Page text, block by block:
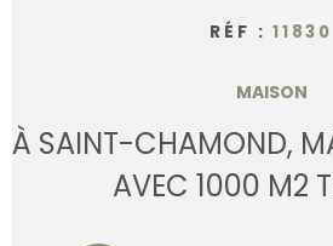
RÉF :11830
MAISON
À SAINT-CHAMOND,
AVEC 1000 M2